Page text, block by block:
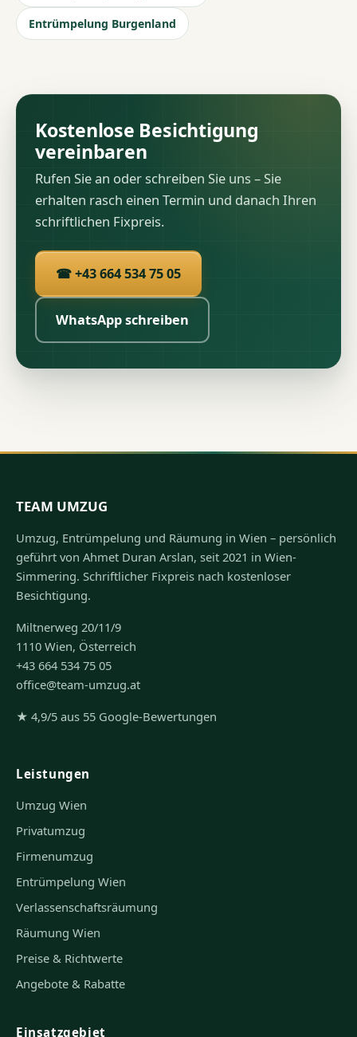
Entrümpelung Burgenland
Kostenlose Besichtigung
vereinbaren
Rufen Sie an oder schreiben Sie uns – Sie
erhalten rasch einen Termin und danach Ihren
schriftlichen Fixpreis.
☎ +43 664 534 75 05
WhatsApp schreiben
TEAM UMZUG
Umzug, Entrümpelung und Räumung in Wien – persönlich
geführt von Ahmet Duran Arslan, seit 2021 in Wien-
Simmering. Schriftlicher Fixpreis nach kostenloser
Besichtigung.
Miltnerweg 20/11/9
1110 Wien, Österreich
+43 664 534 75 05
office@team-umzug.at
★ 4,9/5 aus 55 Google-Bewertungen
Leistungen
Umzug Wien
Privatumzug
Firmenumzug
Entrümpelung Wien
Verlassenschaftsräumung
Räumung Wien
Preise & Richtwerte
Angebote & Rabatte
Einsatzgebiet